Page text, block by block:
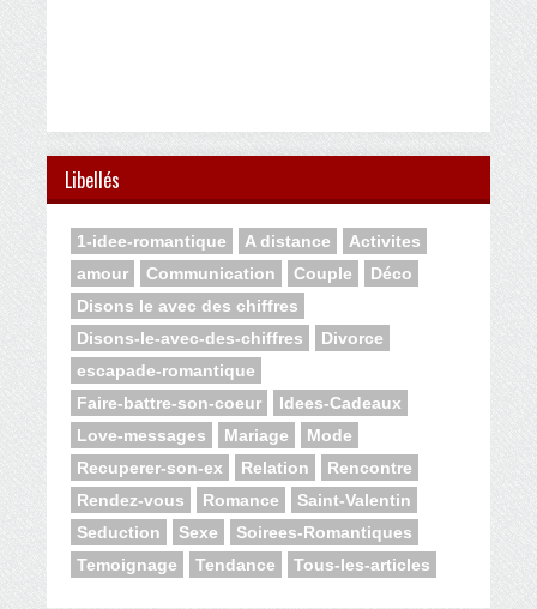
Libellés
1-idee-romantique A distance
Activites
amour
Communication Couple
Déco
Disons le avec des chiffres
Disons-le-avec-des-chiffres
Divorce
escapade-romantique
Faire-battre-son-coeur
Idees-Cadeaux
Love-messages
Mariage
Mode
Recuperer-son-ex
Relation
Rencontre
Rendez-vous
Romance
Saint-Valentin
Seduction
Sexe
Soirees-Romantiques
Temoignage
Tendance Tous-les-articles